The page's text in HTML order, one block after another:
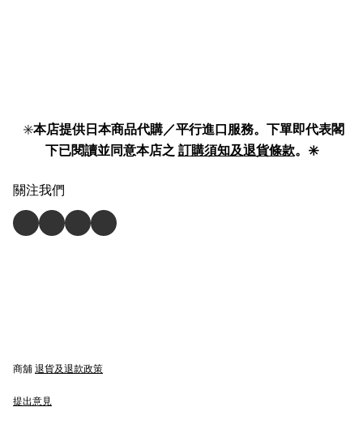
✳️本店提供日本商品代購／平行進口服務。下單即代表閣
下已閱讀並同意本店之 訂購須知及退貨條款。✳️
關注我們
商舖 退貨及退款政策
提出意見